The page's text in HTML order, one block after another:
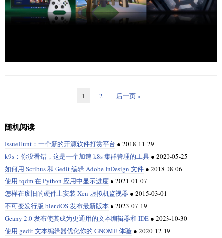
由 Meta 公司委托进行的一项研究发现，到 2035 年，元宇宙可以为美国每
年的 GDP 贡献约 2.4%，相当于 7600 亿美元。这些经济收益可能来自于国
防、医疗和制造部门对这些技术的使用，以及视频游戏和通信等娱乐用
工程师、学者和思想领袖组成的强大社区，希望联合各行业，“致力于开发
开源软件和标准，以建立一个包容的、全球性的、供应商中立的、可扩展
的元宇宙”。他们认为元宇宙“可以在数字空间创造新的就业机会和产业。它
可以弥合物理世界和数字世界之间的差距，同时提供一个任何人都可以创
造自己机会的奇妙世界。……所有这些的未来市场价值可能超过任何单一
的媒体市场。”
消息来源：Linux 基金会
83% 的 GNOME 用户安装了扩展
配置方面的数据进行宏观统计。有 2560 人运行了这个工具，他们现在公布
了这些数据。一些有趣的数据有：在受访者中，一半的用户在运行
83% 受访者安装了非默认的 GNOME 扩展。
消息来源：GNOME
老王点评：我最感兴趣这个安装扩展的比例，这充分说明了多样性的用
户需求通过扩展的方式来满足是个好方法。
微软与 Meta 合作，将 Teams、Office、Windows 和 Xbox 带到
内容和设置。此外，微软还通过 PWA 技术将 Office 应用的 2D 版本带到
内的巨大屏幕上玩这些游戏。
老王点评：微软的这一合作，对 Meta 的元宇宙愿景来说可谓一剂强心
Meta 元宇宙销售抽成接近五成
据消息，Meta 表示，该公司将允许其元宇宙的虚拟现实平台 Horizon
Worlds 的少数创作者销售虚拟资产，此类资产的范围最终可能包括 NFT。
1 2 后一页 »
随机阅读
IssueHunt：一个新的开源软件打赏平台 ● 2018-11-29
k9s：你没看错，这是一个加速 k8s 集群管理的工具 ● 2020-05-25
如何用 Scribus 和 Gedit 编辑 Adobe InDesign 文件 ● 2018-08-06
使用 tqdm 在 Python 应用中显示进度 ● 2021-01-07
怎样在废旧的硬件上安装 Xen 虚拟机监视器 ● 2015-03-01
不可变发行版 blendOS 发布最新版本 ● 2023-07-19
Geany 2.0 发布使其成为更通用的文本编辑器和 IDE ● 2023-10-30
使用 gedit 文本编辑器优化你的 GNOME 体验 ● 2020-12-19